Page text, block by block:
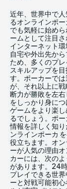
近年、世界中で
るオンラインポ
でも気軽に始め
ームとして注目さ
インターネット環
自宅や外出先か
ため、多くのプ
スキルアップを
す。ポーカーで
が、それ以上に
断力が勝敗を左
をしっかり身につ
ゲームをより楽
るでしょう。ポ
情報を詳しく知
ンラインポーカ
役立ちます。オ
ーが人気の理由
カーには、次の
があります。24
プレイできる世
ーと対戦可能初
しめます。初心
基本強いスター
毎回勝負するの
なカードが配られ
ことが重要です。
分析するプレイ
れ特徴がありま
ット慎重なプレイ
使う相手を観察
の行動を予測し
す。継続して成
には日々の積み重
せん。基本ルー
レイ内容を振り
徹底する感情を
る新しい戦略を
い情報は、オン
活用しながら確
う。まとめオン
は、初心者でも始
験を積むほど戦
じられるカード